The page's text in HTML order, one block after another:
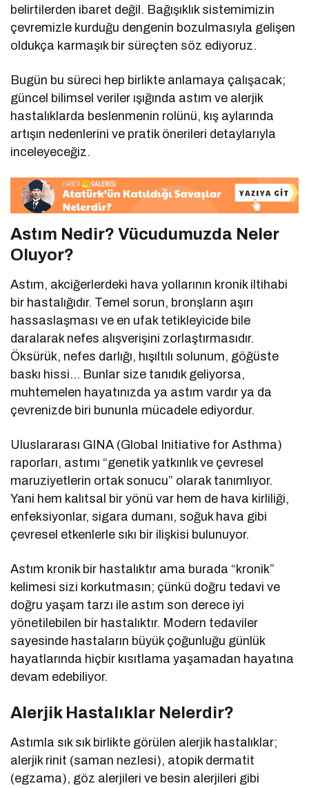
belirtilerden ibaret değil. Bağışıklık sistemimizin
çevremizle kurduğu dengenin bozulmasıyla gelişen
oldukça karmaşık bir süreçten söz ediyoruz.
Bugün bu süreci hep birlikte anlamaya çalışacak;
güncel bilimsel veriler ışığında astım ve alerjik
hastalıklarda beslenmenin rolünü, kış aylarında
artışın nedenlerini ve pratik önerileri detaylarıyla
inceleyeceğiz.
Astım Nedir? Vücudumuzda Neler
Oluyor?
Astım, akciğerlerdeki hava yollarının kronik iltihabi
bir hastalığıdır. Temel sorun, bronşların aşırı
hassaslaşması ve en ufak tetikleyicide bile
daralarak nefes alışverişini zorlaştırmasıdır.
Öksürük, nefes darlığı, hışıltılı solunum, göğüste
baskı hissi… Bunlar size tanıdık geliyorsa,
muhtemelen hayatınızda ya astım vardır ya da
çevrenizde biri bununla mücadele ediyordur.
Uluslararası GINA (Global Initiative for Asthma)
raporları, astımı “genetik yatkınlık ve çevresel
maruziyetlerin ortak sonucu” olarak tanımlıyor.
Yani hem kalıtsal bir yönü var hem de hava kirliliği,
enfeksiyonlar, sigara dumanı, soğuk hava gibi
çevresel etkenlerle sıkı bir ilişkisi bulunuyor.
Astım kronik bir hastalıktır ama burada “kronik”
kelimesi sizi korkutmasın; çünkü doğru tedavi ve
doğru yaşam tarzı ile astım son derece iyi
yönetilebilen bir hastalıktır. Modern tedaviler
sayesinde hastaların büyük çoğunluğu günlük
hayatlarında hiçbir kısıtlama yaşamadan hayatına
devam edebiliyor.
Alerjik Hastalıklar Nelerdir?
Astımla sık sık birlikte görülen alerjik hastalıklar;
alerjik rinit (saman nezlesi), atopik dermatit
(egzama), göz alerjileri ve besin alerjileri gibi